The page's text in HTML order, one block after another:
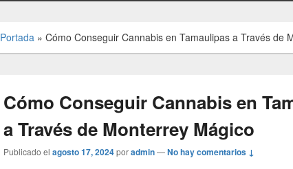
Portada » Cómo Conseguir Cannabis en Tamaulipas a Través de
Cómo Conseguir Cannabis en
a Través de Monterrey Mágico
Publicado el agosto 17, 2024poradmin—No hay comentarios ↓